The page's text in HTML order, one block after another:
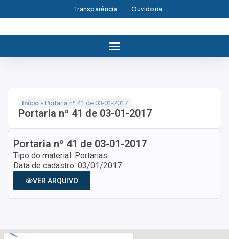
Transparência Ouvidoria
Início » Portaria nº 41 de 03-01-2017
Portaria nº 41 de 03-01-2017
Portaria nº 41 de 03-01-2017
Tipo do material: Portarias
Data de cadastro: 03/01/2017
VER ARQUIVO